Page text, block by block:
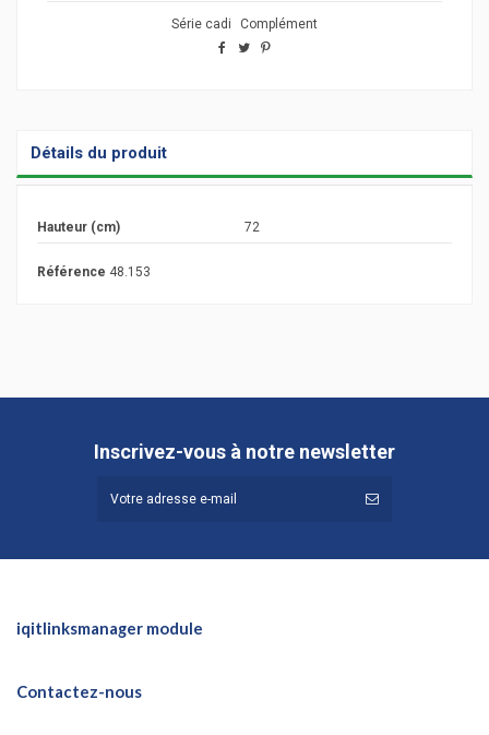
Série cadi Complément
Détails du produit
Hauteur (cm) 72
Référence 48.153
Inscrivez-vous à notre newsletter
iqitlinksmanager module
Contactez-nous